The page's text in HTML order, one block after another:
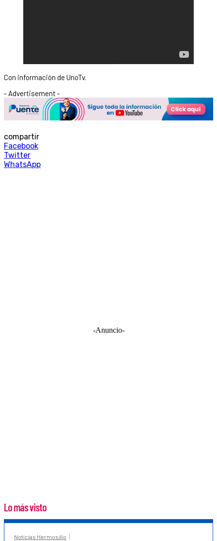
Con información de UnoTv.
- Advertisement -
compartir
Facebook
Twitter
WhatsApp
-Anuncio-
Lo más visto
Noticias Hermosillo